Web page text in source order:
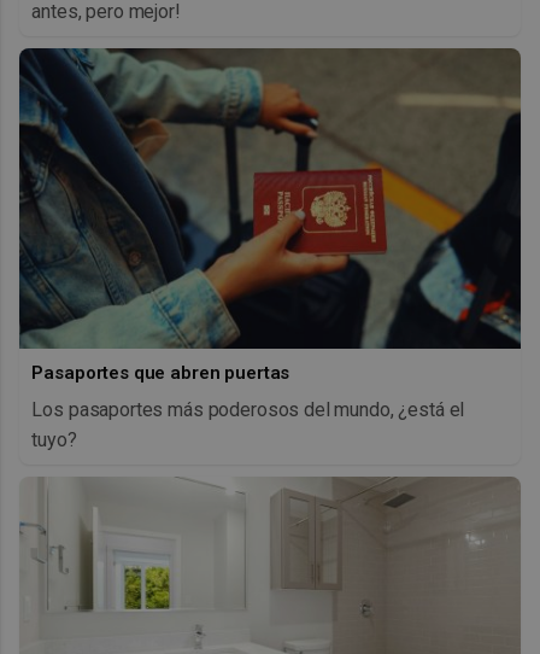
antes, pero mejor!
Pasaportes que abren puertas
Los pasaportes más poderosos del mundo, ¿está el
tuyo?